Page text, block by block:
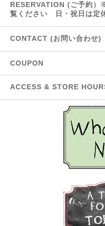
RESERVATION (ご予約）
覧ください 日・祝日は定
CONTACT (お問い合わせ)
COUPON
ACCESS & STORE